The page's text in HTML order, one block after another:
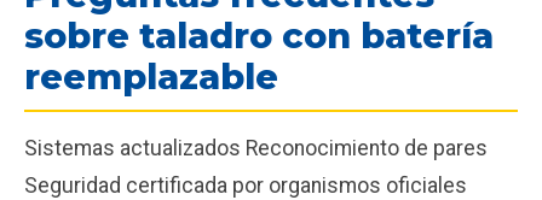
sobre taladro con batería
reemplazable
Sistemas actualizados Reconocimiento de pares
Seguridad certificada por organismos oficiales